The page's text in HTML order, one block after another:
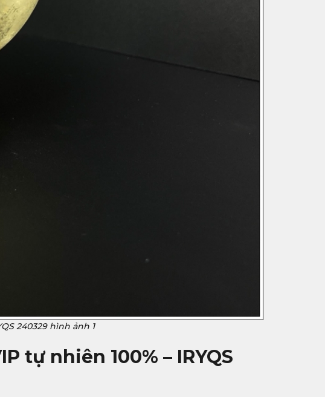
240329 hình ảnh 1
tự nhiên 100% – IRYQS